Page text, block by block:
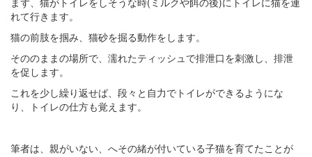
れて行きます。
猫の前肢を掴み、猫砂を掘る動作をします。
そののままの場所で、濡れたティッシュで排泄口を刺激し、排泄
を促します。
これを少し繰り返せば、段々と自力でトイレができるようにな
り、トイレの仕方も覚えます。
筆者は、親がいない、へその緒が付いている子猫を育てたことが